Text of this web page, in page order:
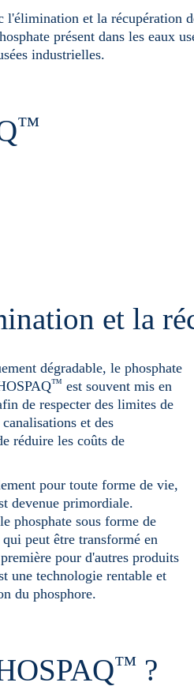
et la récupération
présent dans les eaux
industrielles.
™
et la
dégradable, le phosphate
™ est souvent mis en
de respecter des limites de
et des
réduire les coûts de
pour toute forme de vie,
devenue primordiale.
phosphate sous forme de
peut être transformé en
pour d'autres produits
une technologie rentable et
du phosphore.
™ ?